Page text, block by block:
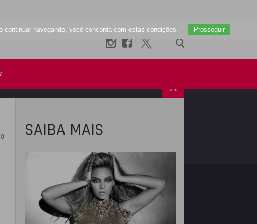
continuar navegando, você concorda com estas condições. Prosseguir
X
SAIBA MAISINSTAGRAM